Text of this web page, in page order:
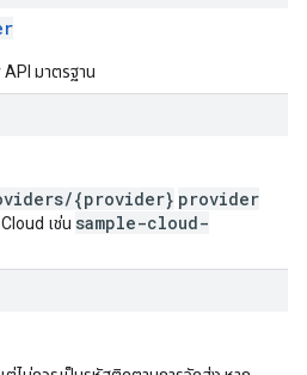
มาตรฐาน
{provider} provider
เช่น sample-cloud-